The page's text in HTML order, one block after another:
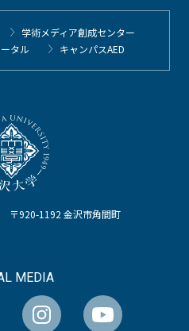
〒920-1192 金沢市角間町
MEDIA
学術メディア創成センター
タル
キャンパスAED